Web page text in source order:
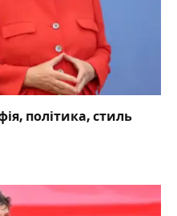
політика, стиль